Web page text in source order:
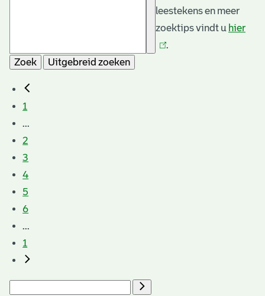
leestekens en meer
zoektips vindt u hier
.
Zoek
Uitgebreid zoeken
1
...
2
3
4
5
6
...
1